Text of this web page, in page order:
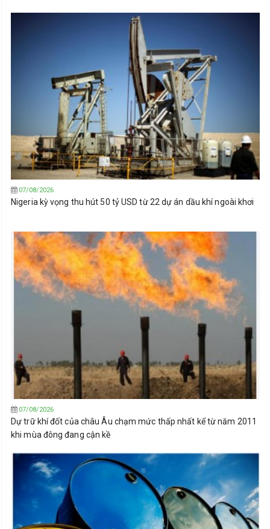
07/08/2026
Nigeria kỳ vọng thu hút 50 tỷ USD từ 22 dự án dầu khí ngoài khơi
07/08/2026
Dự trữ khí đốt của châu Âu chạm mức thấp nhất kể từ năm 2011
khi mùa đông đang cận kề